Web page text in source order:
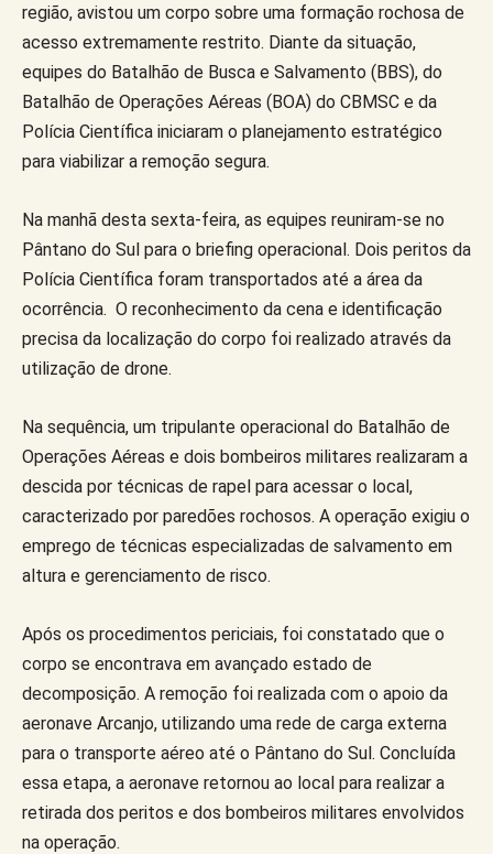
região, avistou um corpo sobre uma formação rochosa de
acesso extremamente restrito. Diante da situação,
equipes do Batalhão de Busca e Salvamento (BBS), do
Batalhão de Operações Aéreas (BOA) do CBMSC e da
Polícia Científica iniciaram o planejamento estratégico
para viabilizar a remoção segura.
Na manhã desta sexta-feira, as equipes reuniram-se no
Pântano do Sul para o briefing operacional. Dois peritos da
Polícia Científica foram transportados até a área da
ocorrência. O reconhecimento da cena e identificação
precisa da localização do corpo foi realizado através da
utilização de drone.
Na sequência, um tripulante operacional do Batalhão de
Operações Aéreas e dois bombeiros militares realizaram a
descida por técnicas de rapel para acessar o local,
caracterizado por paredões rochosos. A operação exigiu o
emprego de técnicas especializadas de salvamento em
altura e gerenciamento de risco.
Após os procedimentos periciais, foi constatado que o
corpo se encontrava em avançado estado de
decomposição. A remoção foi realizada com o apoio da
aeronave Arcanjo, utilizando uma rede de carga externa
para o transporte aéreo até o Pântano do Sul. Concluída
essa etapa, a aeronave retornou ao local para realizar a
retirada dos peritos e dos bombeiros militares envolvidos
na operação.